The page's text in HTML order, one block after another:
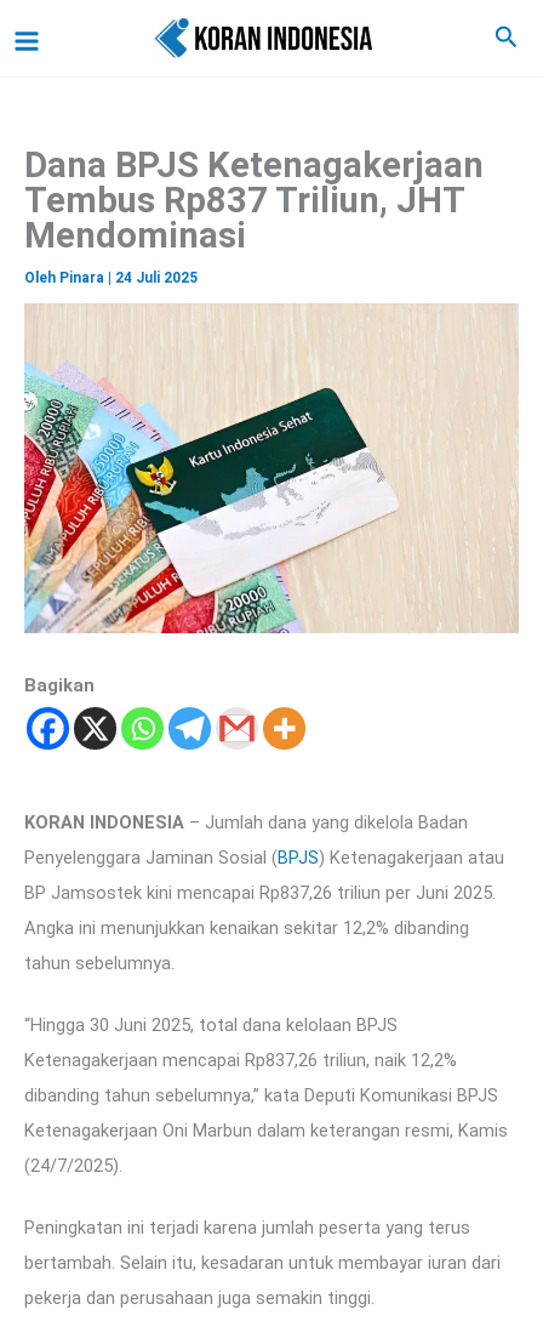
ke
Cari
Dana BPJS Ketenagakerjaan
Tembus Rp837 Triliun, JHT
Mendominasi
Oleh Pinara 24 Juli 2025
Bagikan
KORAN INDONESIA – Jumlah dana yang dikelola Badan
Penyelenggara Jaminan Sosial (BPJS) Ketenagakerjaan atau
BP Jamsostek kini mencapai Rp837,26 triliun per Juni 2025.
Angka ini menunjukkan kenaikan sekitar 12,2% dibanding
tahun sebelumnya.
“Hingga 30 Juni 2025, total dana kelolaan BPJS
Ketenagakerjaan mencapai Rp837,26 triliun, naik 12,2%
dibanding tahun sebelumnya,” kata Deputi Komunikasi BPJS
Ketenagakerjaan Oni Marbun dalam keterangan resmi, Kamis
(24/7/2025).
Peningkatan ini terjadi karena jumlah peserta yang terus
bertambah. Selain itu, kesadaran untuk membayar iuran dari
pekerja dan perusahaan juga semakin tinggi.
a